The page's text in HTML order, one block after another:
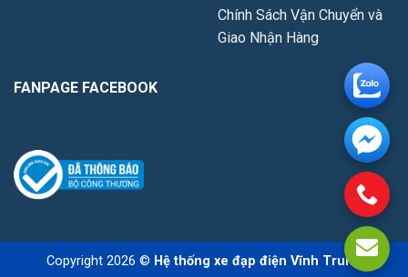
Chính Sách Vận Chuyển và
Giao Nhận Hàng
FANPAGE FACEBOOK
Copyright 2026 © Hệ thống xe đạp điện Vĩnh Trung